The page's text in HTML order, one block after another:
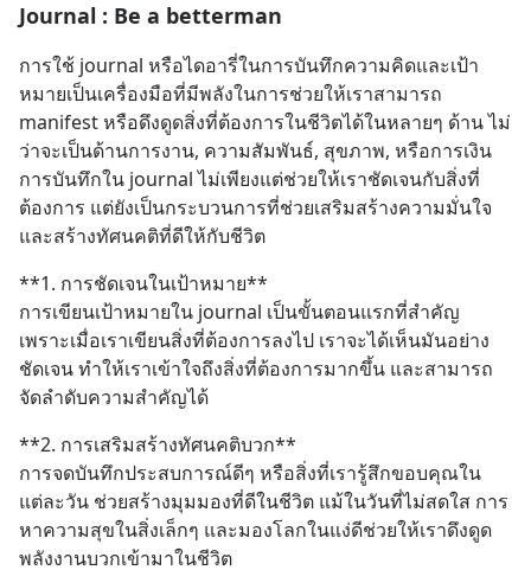
Journal : Be a betterman
การใช้ journal หรือไดอารี่ในการบันทึกความคิดและเป้า
หมายเป็นเครื่องมือที่มีพลังในการช่วยให้เราสามารถ
manifest หรือดึงดูดสิ่งที่ต้องการในชีวิตได้ในหลายๆ ด้าน ไม่
ว่าจะเป็นด้านการงาน, ความสัมพันธ์, สุขภาพ, หรือการเงิน
การบันทึกใน journal ไม่เพียงแต่ช่วยให้เราชัดเจนกับสิ่งที่
ต้องการ แต่ยังเป็นกระบวนการที่ช่วยเสริมสร้างความมั่นใจ
และสร้างทัศนคติที่ดีให้กับชีวิต
**1. การชัดเจนในเป้าหมาย**
การเขียนเป้าหมายใน journal เป็นขั้นตอนแรกที่สำคัญ
เพราะเมื่อเราเขียนสิ่งที่ต้องการลงไป เราจะได้เห็นมันอย่าง
ชัดเจน ทำให้เราเข้าใจถึงสิ่งที่ต้องการมากขึ้น และสามารถ
จัดลำดับความสำคัญได้
**2. การเสริมสร้างทัศนคติบวก**
การจดบันทึกประสบการณ์ดีๆ หรือสิ่งที่เรารู้สึกขอบคุณใน
แต่ละวัน ช่วยสร้างมุมมองที่ดีในชีวิต แม้ในวันที่ไม่สดใส การ
หาความสุขในสิ่งเล็กๆ และมองโลกในแง่ดีช่วยให้เราดึงดูด
พลังงานบวกเข้ามาในชีวิต